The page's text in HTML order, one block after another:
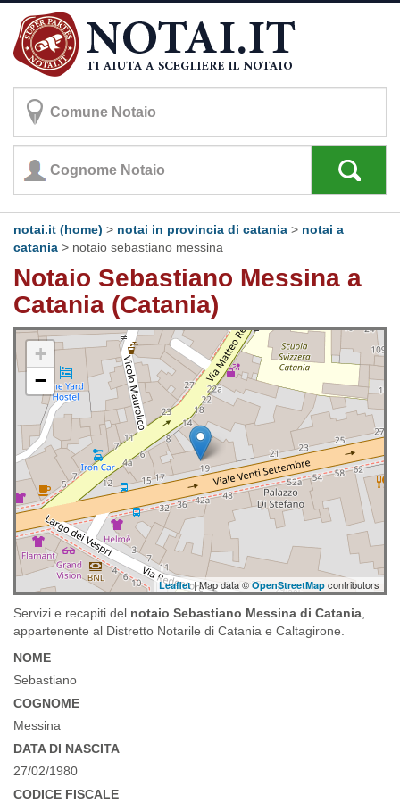
notai.it (home) > notai in provincia di catania > notai a
catania > notaio sebastiano messina
Notaio Sebastiano Messina a
Catania (Catania)
+
−
Leaflet| Map data © OpenStreetMap contributors
Servizi e recapiti del notaio Sebastiano Messina di Catania
appartenente al Distretto Notarile di Catania e Caltagirone.
NOME
Sebastiano
COGNOME
Messina
DATA DI NASCITA
27/02/1980
CODICE FISCALE